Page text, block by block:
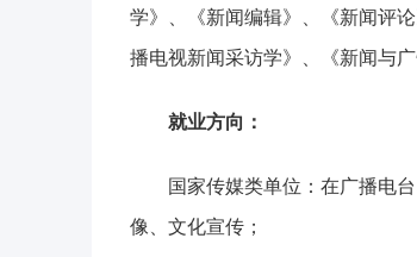
学》、《新闻编辑》、《新闻评
播电视新闻采访学》、《新闻与广
就业方向：
国家传媒类单位：在广播电
像、文化宣传；